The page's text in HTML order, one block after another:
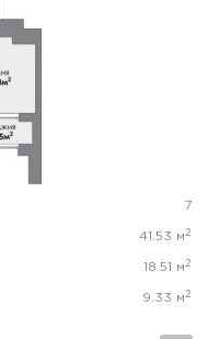
7
41.53 м 2
18.51 м 2
9.33 м 2